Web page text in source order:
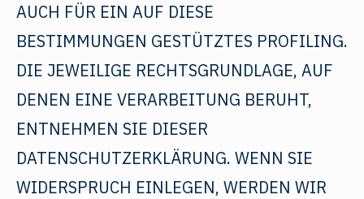
AUCH FÜR EIN AUF DIESE
BESTIMMUNGEN GESTÜTZTES PROFILING.
DIE JEWEILIGE RECHTSGRUNDLAGE, AUF
DENEN EINE VERARBEITUNG BERUHT,
ENTNEHMEN SIE DIESER
DATENSCHUTZERKLÄRUNG. WENN SIE
WIDERSPRUCH EINLEGEN, WERDEN WIR